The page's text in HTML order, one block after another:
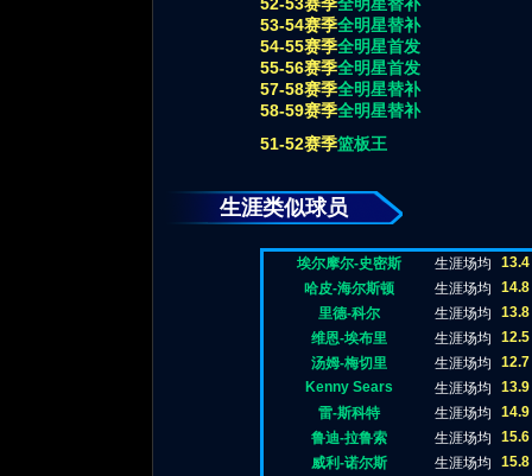
53-54赛季全明星替补
54-55赛季全明星首发
55-56赛季全明星首发
57-58赛季全明星替补
58-59赛季全明星替补
51-52赛季篮板王
生涯类似球员
埃尔摩尔-史密斯 生涯场均
13.4
哈皮-海尔斯顿
生涯场均
14.8
里德-科尔
生涯场均
13.8
维恩-埃布里
生涯场均
12.5
汤姆-梅切里
生涯场均
12.7
Kenny Sears
生涯场均
13.9
雷-斯科特
生涯场均
14.9
鲁迪-拉鲁索
生涯场均
15.6
威利-诺尔斯
生涯场均
15.8